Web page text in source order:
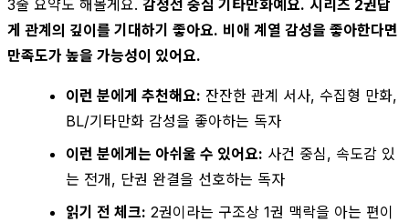
3줄 요약도 해볼게요. 감정선 중심 기타만화예요. 시리즈 2권답
게 관계의 깊이를 기대하기 좋아요. 비애 계열 감성을 좋아한다면
만족도가 높을 가능성이 있어요.
이런 분에게 추천해요: 잔잔한 관계 서사, 수집형 만화,
BL/기타만화 감성을 좋아하는 독자
이런 분에게는 아쉬울 수 있어요: 사건 중심, 속도감 있
는 전개, 단권 완결을 선호하는 독자
읽기 전 체크: 2권이라는 구조상 1권 맥락을 아는 편이